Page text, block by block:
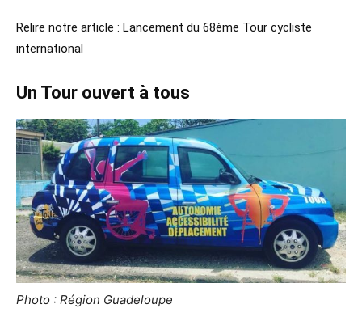
Relire notre article : Lancement du 68ème Tour cycliste
international
Un Tour ouvert à tous
Photo : Région Guadeloupe